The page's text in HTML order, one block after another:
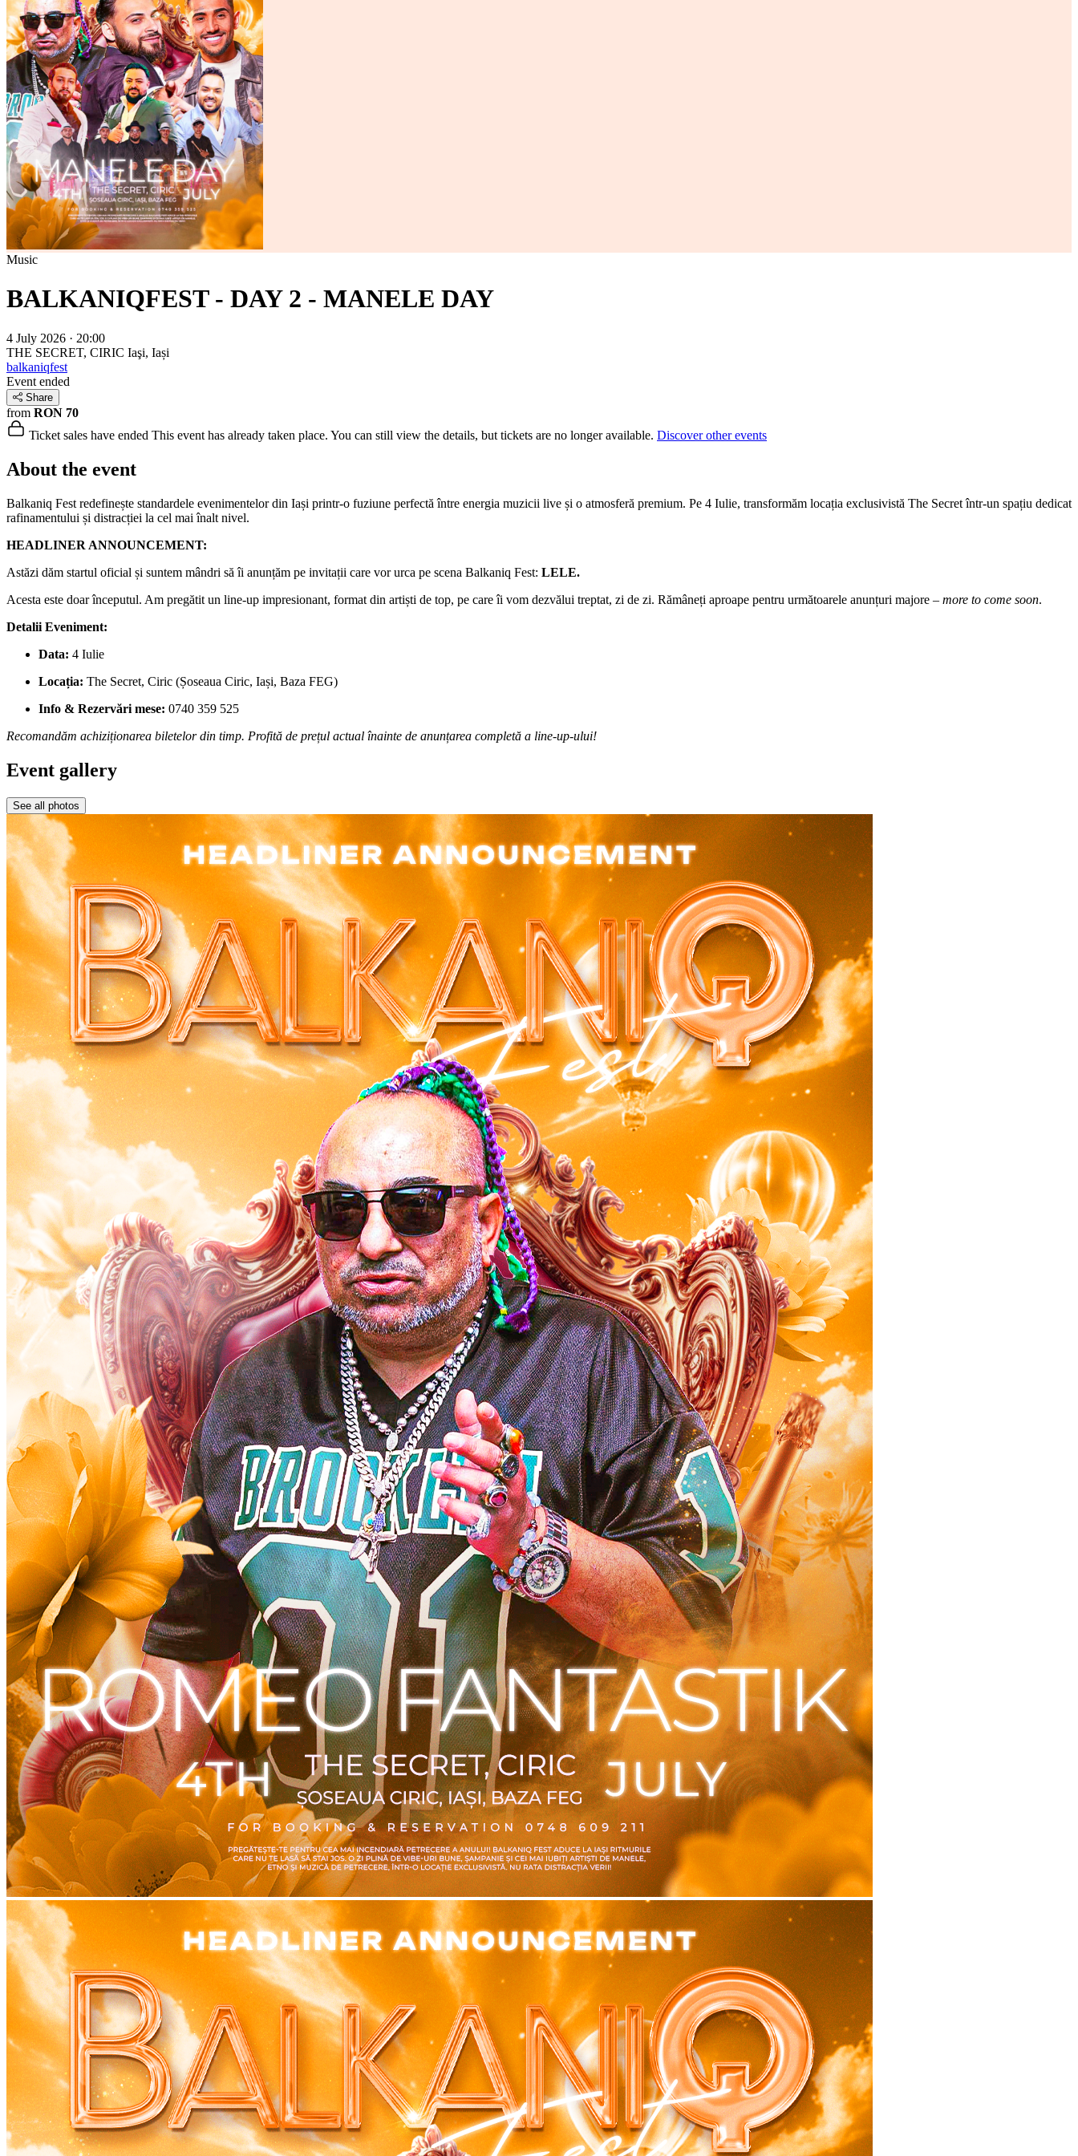
Music
BALKANIQFEST - DAY 2 - MANELE DAY
4 July 2026 · 20:00
THE SECRET, CIRIC Iaşi, Iași
balkaniqfest
Event ended
Share
from RON 70
Ticket sales have ended This event has already taken place. You can still view the details, but tickets are no longer available. Discover other events
About the event
Balkaniq Fest redefinește standardele evenimentelor din Iași printr-o fuziune perfectă între energia muzicii live și o atmosferă premium. Pe 4 Iulie, transformăm locația exclusivistă The Secret într-un spațiu dedicat
rafinamentului și distracției la cel mai înalt nivel.
HEADLINER ANNOUNCEMENT:
Astăzi dăm startul oficial și suntem mândri să îi anunțăm pe invitații care vor urca pe scena Balkaniq Fest: LELE.
Acesta este doar începutul. Am pregătit un line-up impresionant, format din artiști de top, pe care îi vom dezvălui treptat, zi de zi. Rămâneți aproape pentru următoarele anunțuri majore – more to come soon.
Detalii Eveniment:
Data: 4 Iulie
Locația: The Secret, Ciric (Șoseaua Ciric, Iași, Baza FEG)
Info & Rezervări mese: 0740 359 525
Recomandăm achiziționarea biletelor din timp. Profită de prețul actual înainte de anunțarea completă a line-up-ului!
Event gallery
See all photos